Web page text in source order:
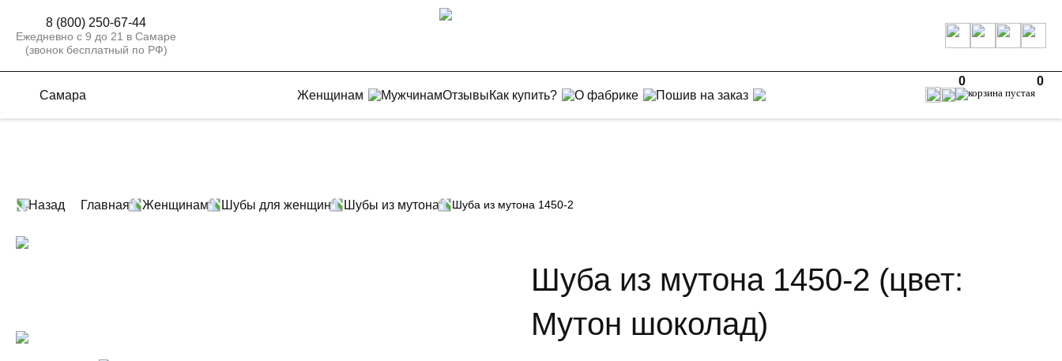
8 (800) 250-67-44
Ежедневно с 9 до 21 в Самаре
(звонок бесплатный по РФ)
Самара Женщинам МужчинамОтзывыКак купить? О фабрике Пошив на заказ
0 0
Назад Главная Женщинам Шубы для женщин Шубы из мутона Шуба из мутона 1450-2
Шуба из мутона 1450-2 (цвет:
Мутон шоколад)